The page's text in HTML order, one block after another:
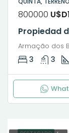
800000
Propiedad
3 3